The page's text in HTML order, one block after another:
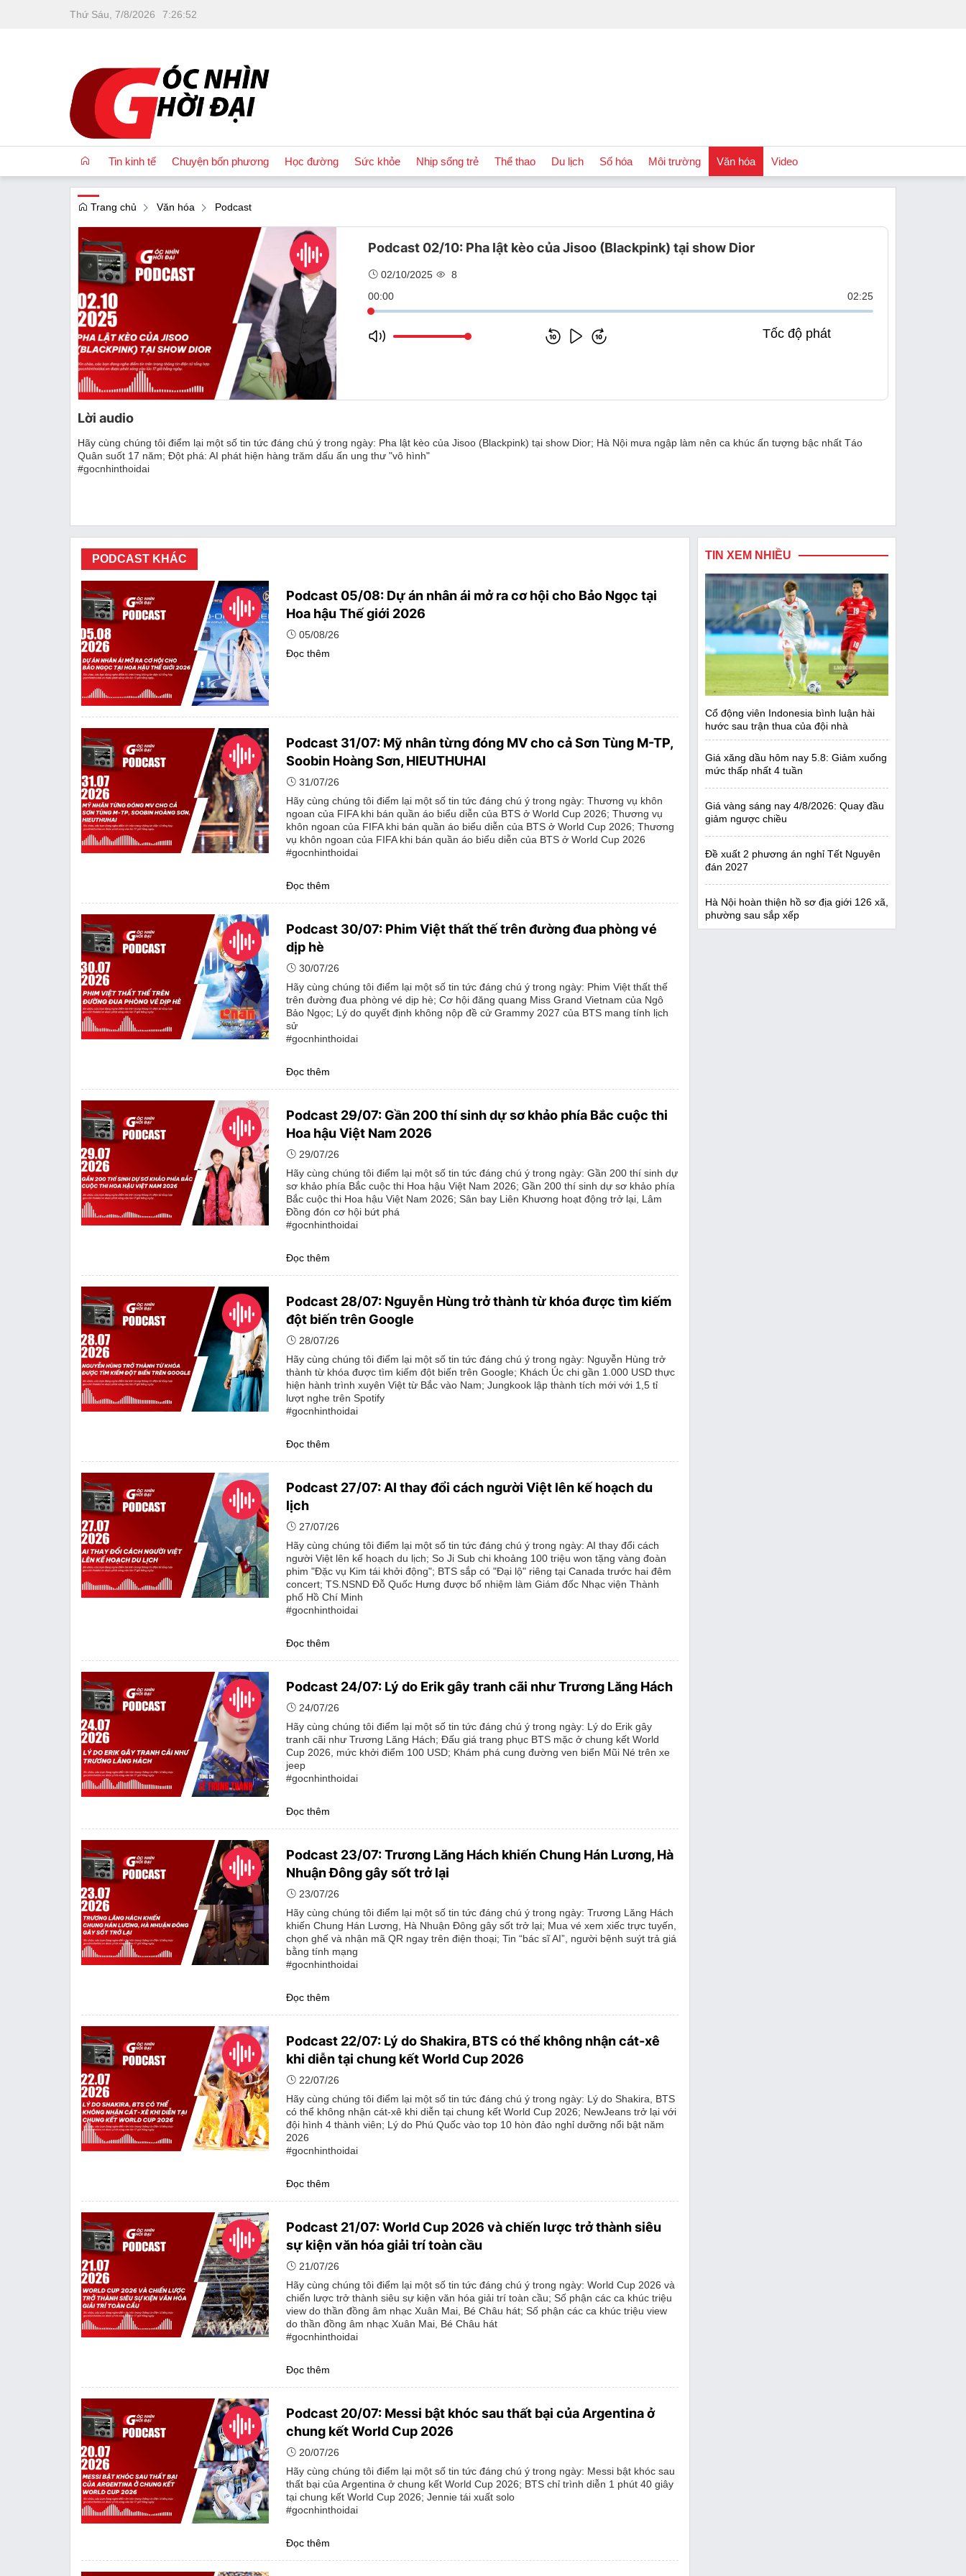
Thứ Sáu, 7/8/2026 7:26:52
Tin kinh tế
OCOP
Quốc tế
Tài chính
Nhà đất
Thị trường
Emagazine
Chuyện bốn phương Học đường Sức khỏe Nhịp sống trẻ Thể thao Du lịch Số hóa Môi trường Văn hóa
Chính sách
Podcast
Video
Trang chủ Văn hóa Podcast
Podcast 02/10: Pha lật kèo của Jisoo (Blackpink) tại show Dior
02/10/2025
8
00:00
02:25
Tốc độ phát
Lời audio
Hãy cùng chúng tôi điểm lại một số tin tức đáng chú ý trong ngày: Pha lật kèo của Jisoo (Blackpink) tại show Dior; Hà Nội mưa ngập làm nên ca khúc ấn tượng bậc nhất Táo
Quân suốt 17 năm; Đột phá: AI phát hiện hàng trăm dấu ấn ung thư "vô hình"
#gocnhinthoidai
PODCAST KHÁC
Podcast 05/08: Dự án nhân ái mở ra cơ hội cho Bảo Ngọc tại
Hoa hậu Thế giới 2026
05/08/26
Đọc thêm
Podcast 31/07: Mỹ nhân từng đóng MV cho cả Sơn Tùng M-TP,
Soobin Hoàng Sơn, HIEUTHUHAI
31/07/26
Hãy cùng chúng tôi điểm lại một số tin tức đáng chú ý trong ngày: Thương vụ khôn
ngoan của FIFA khi bán quần áo biểu diễn của BTS ở World Cup 2026; Thương vụ
khôn ngoan của FIFA khi bán quần áo biểu diễn của BTS ở World Cup 2026; Thương
vụ khôn ngoan của FIFA khi bán quần áo biểu diễn của BTS ở World Cup 2026
#gocnhinthoidai
Đọc thêm
Podcast 30/07: Phim Việt thất thế trên đường đua phòng vé
dịp hè
30/07/26
Hãy cùng chúng tôi điểm lại một số tin tức đáng chú ý trong ngày: Phim Việt thất thế
trên đường đua phòng vé dịp hè; Cơ hội đăng quang Miss Grand Vietnam của Ngô
Bảo Ngọc; Lý do quyết định không nộp đề cử Grammy 2027 của BTS mang tính lịch
sử
#gocnhinthoidai
Đọc thêm
Podcast 29/07: Gần 200 thí sinh dự sơ khảo phía Bắc cuộc thi
Hoa hậu Việt Nam 2026
29/07/26
Hãy cùng chúng tôi điểm lại một số tin tức đáng chú ý trong ngày: Gần 200 thí sinh dự
sơ khảo phía Bắc cuộc thi Hoa hậu Việt Nam 2026; Gần 200 thí sinh dự sơ khảo phía
Bắc cuộc thi Hoa hậu Việt Nam 2026; Sân bay Liên Khương hoạt động trở lại, Lâm
Đồng đón cơ hội bứt phá
#gocnhinthoidai
Đọc thêm
Podcast 28/07: Nguyễn Hùng trở thành từ khóa được tìm kiếm
đột biến trên Google
28/07/26
Hãy cùng chúng tôi điểm lại một số tin tức đáng chú ý trong ngày: Nguyễn Hùng trở
thành từ khóa được tìm kiếm đột biến trên Google; Khách Úc chi gần 1.000 USD thực
hiện hành trình xuyên Việt từ Bắc vào Nam; Jungkook lập thành tích mới với 1,5 tỉ
lượt nghe trên Spotify
#gocnhinthoidai
Đọc thêm
Podcast 27/07: AI thay đổi cách người Việt lên kế hoạch du
lịch
27/07/26
Hãy cùng chúng tôi điểm lại một số tin tức đáng chú ý trong ngày: AI thay đổi cách
người Việt lên kế hoạch du lịch; So Ji Sub chi khoảng 100 triệu won tặng vàng đoàn
phim "Đặc vụ Kim tái khởi động"; BTS sắp có "Đại lộ" riêng tại Canada trước hai đêm
concert; TS.NSND Đỗ Quốc Hưng được bổ nhiệm làm Giám đốc Nhạc viện Thành
phố Hồ Chí Minh
#gocnhinthoidai
Đọc thêm
Podcast 24/07: Lý do Erik gây tranh cãi như Trương Lăng Hách
24/07/26
Hãy cùng chúng tôi điểm lại một số tin tức đáng chú ý trong ngày: Lý do Erik gây
tranh cãi như Trương Lăng Hách; Đấu giá trang phục BTS mặc ở chung kết World
Cup 2026, mức khởi điểm 100 USD; Khám phá cung đường ven biển Mũi Né trên xe
jeep
#gocnhinthoidai
Đọc thêm
Podcast 23/07: Trương Lăng Hách khiến Chung Hán Lương, Hà
Nhuận Đông gây sốt trở lại
23/07/26
Hãy cùng chúng tôi điểm lại một số tin tức đáng chú ý trong ngày: Trương Lăng Hách
khiến Chung Hán Lương, Hà Nhuận Đông gây sốt trở lại; Mua vé xem xiếc trực tuyến,
chọn ghế và nhận mã QR ngay trên điện thoại; Tin “bác sĩ AI”, người bệnh suýt trả giá
bằng tính mạng
#gocnhinthoidai
Đọc thêm
Podcast 22/07: Lý do Shakira, BTS có thể không nhận cát-xê
khi diễn tại chung kết World Cup 2026
22/07/26
Hãy cùng chúng tôi điểm lại một số tin tức đáng chú ý trong ngày: Lý do Shakira, BTS
có thể không nhận cát-xê khi diễn tại chung kết World Cup 2026; NewJeans trở lại với
đội hình 4 thành viên; Lý do Phú Quốc vào top 10 hòn đảo nghỉ dưỡng nổi bật năm
2026
#gocnhinthoidai
Đọc thêm
Podcast 21/07: World Cup 2026 và chiến lược trở thành siêu
sự kiện văn hóa giải trí toàn cầu
21/07/26
Hãy cùng chúng tôi điểm lại một số tin tức đáng chú ý trong ngày: World Cup 2026 và
chiến lược trở thành siêu sự kiện văn hóa giải trí toàn cầu; Số phận các ca khúc triệu
view do thần đồng âm nhạc Xuân Mai, Bé Châu hát; Số phận các ca khúc triệu view
do thần đồng âm nhạc Xuân Mai, Bé Châu hát
#gocnhinthoidai
Đọc thêm
Podcast 20/07: Messi bật khóc sau thất bại của Argentina ở
chung kết World Cup 2026
20/07/26
Hãy cùng chúng tôi điểm lại một số tin tức đáng chú ý trong ngày: Messi bật khóc sau
thất bại của Argentina ở chung kết World Cup 2026; BTS chỉ trình diễn 1 phút 40 giây
tại chung kết World Cup 2026; Jennie tái xuất solo
#gocnhinthoidai
Đọc thêm
TIN XEM NHIỀU
Cổ động viên Indonesia bình luận hài
hước sau trận thua của đội nhà
Giá xăng dầu hôm nay 5.8: Giảm xuống
mức thấp nhất 4 tuần
Giá vàng sáng nay 4/8/2026: Quay đầu
giảm ngược chiều
Đề xuất 2 phương án nghỉ Tết Nguyên
đán 2027
Hà Nội hoàn thiện hồ sơ địa giới 126 xã,
phường sau sắp xếp